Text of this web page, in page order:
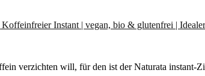
Instant | vegan, bio & glutenfrei |
verzichten will, für den ist der Naturata instant-